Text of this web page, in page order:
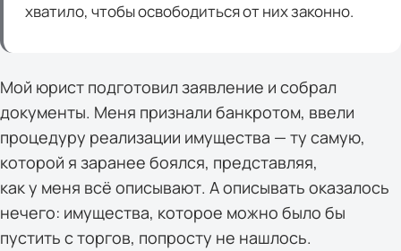
хватило, чтобы освободиться от них законно.
Мой юрист подготовил заявление и собрал
документы. Меня признали банкротом, ввели
процедуру реализации имущества — ту самую,
которой я заранее боялся, представляя,
как у меня всё описывают. А описывать оказалось
нечего: имущества, которое можно было бы
пустить с торгов, попросту не нашлось.